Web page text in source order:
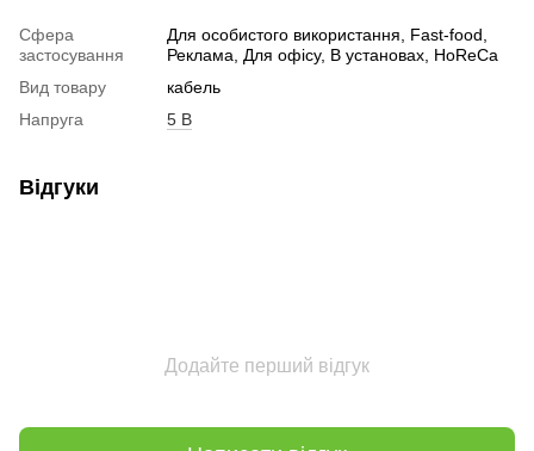
Сфера
застосування
Для особистого використання, Fast-food,
Реклама, Для офісу, В установах, HoReCa
Вид товару
кабель
Напруга
5 В
Відгуки
Додайте перший відгук